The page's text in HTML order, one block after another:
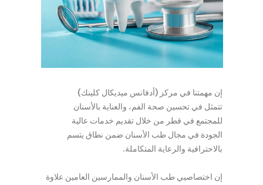
إن مهمتنا في مركز (أدفانس ميديكال كلينك)
تتمثل في تحسين صحة الفم، والعناية بالأسنان
للمجتمع في قطر من خلال تقديم خدمات عالية
الجودة في مجال طب الأسنان ضمن نطاق يتسم
بالاحترافية والرعاية المتكاملة.
إن اختصاصيي طب الأسنان والممارسين العامين علاوة